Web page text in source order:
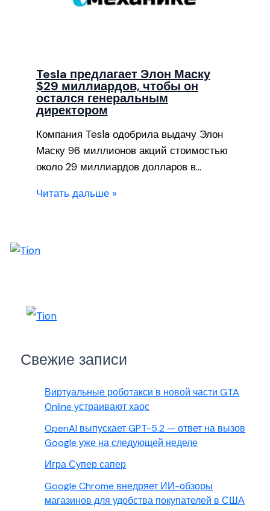
Tesla предлагает Элон Маску
$29 миллиардов, чтобы он
остался генеральным
директором
Компания Tesla одобрила выдачу Элон
Маску 96 миллионов акций стоимостью
около 29 миллиардов долларов в…
Читать дальше »
Свежие записи
Виртуальные роботакси в новой части GTA
Online устраивают хаос
OpenAI выпускает GPT-5.2 — ответ на вызов
Google уже на следующей неделе
Игра Супер сапер
Google Chrome внедряет ИИ-обзоры
магазинов для удобства покупателей в США